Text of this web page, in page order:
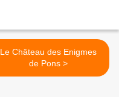
Le Château des Enigmes
de Pons >